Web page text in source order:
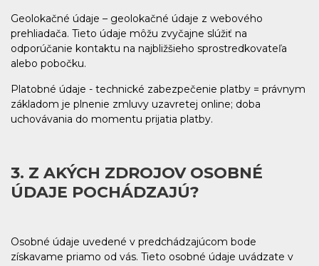
Geolokačné údaje – geolokačné údaje z webového
prehliadača. Tieto údaje môžu zvyčajne slúžiť na
odporúčanie kontaktu na najbližšieho sprostredkovateľa
alebo pobočku.
Platobné údaje - technické zabezpečenie platby = právnym
základom je plnenie zmluvy uzavretej online; doba
uchovávania do momentu prijatia platby.
3. Z AKÝCH ZDROJOV OSOBNÉ
ÚDAJE POCHÁDZAJÚ?
Osobné údaje uvedené v predchádzajúcom bode
získavame priamo od vás. Tieto osobné údaje uvádzate v